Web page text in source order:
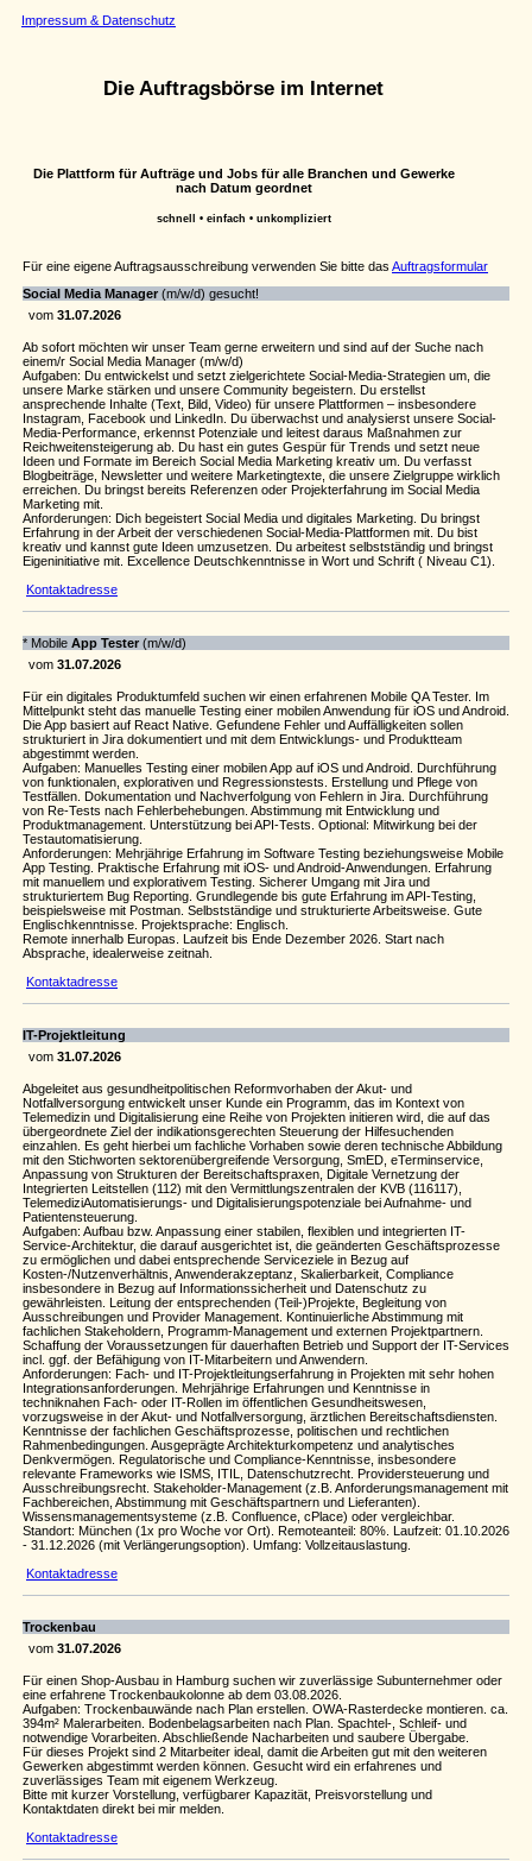
Impressum & Datenschutz
Die Auftragsbörse im Internet
Die Plattform für Aufträge und Jobs für alle Branchen und Gewerke
nach Datum geordnet
schnell • einfach • unkompliziert
Für eine eigene Auftragsausschreibung verwenden Sie bitte das Auftragsformular
Social Media Manager (m/w/d) gesucht!
vom 31.07.2026
Ab sofort möchten wir unser Team gerne erweitern und sind auf der Suche nach
einem/r Social Media Manager (m/w/d)
Aufgaben: Du entwickelst und setzt zielgerichtete Social-Media-Strategien um, die
unsere Marke stärken und unsere Community begeistern. Du erstellst
ansprechende Inhalte (Text, Bild, Video) für unsere Plattformen – insbesondere
Instagram, Facebook und LinkedIn. Du überwachst und analysierst unsere Social-
Media-Performance, erkennst Potenziale und leitest daraus Maßnahmen zur
Reichweitensteigerung ab. Du hast ein gutes Gespür für Trends und setzt neue
Ideen und Formate im Bereich Social Media Marketing kreativ um. Du verfasst
Blogbeiträge, Newsletter und weitere Marketingtexte, die unsere Zielgruppe wirklich
erreichen. Du bringst bereits Referenzen oder Projekterfahrung im Social Media
Marketing mit.
Anforderungen: Dich begeistert Social Media und digitales Marketing. Du bringst
Erfahrung in der Arbeit der verschiedenen Social-Media-Plattformen mit. Du bist
kreativ und kannst gute Ideen umzusetzen. Du arbeitest selbstständig und bringst
Eigeninitiative mit. Excellence Deutschkenntnisse in Wort und Schrift ( Niveau C1).
Kontaktadresse
* Mobile App Tester (m/w/d)
vom 31.07.2026
Für ein digitales Produktumfeld suchen wir einen erfahrenen Mobile QA Tester. Im
Mittelpunkt steht das manuelle Testing einer mobilen Anwendung für iOS und Android.
Die App basiert auf React Native. Gefundene Fehler und Auffälligkeiten sollen
strukturiert in Jira dokumentiert und mit dem Entwicklungs- und Produktteam
abgestimmt werden.
Aufgaben: Manuelles Testing einer mobilen App auf iOS und Android. Durchführung
von funktionalen, explorativen und Regressionstests. Erstellung und Pflege von
Testfällen. Dokumentation und Nachverfolgung von Fehlern in Jira. Durchführung
von Re-Tests nach Fehlerbehebungen. Abstimmung mit Entwicklung und
Produktmanagement. Unterstützung bei API-Tests. Optional: Mitwirkung bei der
Testautomatisierung.
Anforderungen: Mehrjährige Erfahrung im Software Testing beziehungsweise Mobile
App Testing. Praktische Erfahrung mit iOS- und Android-Anwendungen. Erfahrung
mit manuellem und explorativem Testing. Sicherer Umgang mit Jira und
strukturiertem Bug Reporting. Grundlegende bis gute Erfahrung im API-Testing,
beispielsweise mit Postman. Selbstständige und strukturierte Arbeitsweise. Gute
Englischkenntnisse. Projektsprache: Englisch.
Remote innerhalb Europas. Laufzeit bis Ende Dezember 2026. Start nach
Absprache, idealerweise zeitnah.
Kontaktadresse
IT-Projektleitung
vom 31.07.2026
Abgeleitet aus gesundheitpolitischen Reformvorhaben der Akut- und
Notfallversorgung entwickelt unser Kunde ein Programm, das im Kontext von
Telemedizin und Digitalisierung eine Reihe von Projekten initieren wird, die auf das
übergeordnete Ziel der indikationsgerechten Steuerung der Hilfesuchenden
einzahlen. Es geht hierbei um fachliche Vorhaben sowie deren technische Abbildung
mit den Stichworten sektorenübergreifende Versorgung, SmED, eTerminservice,
Anpassung von Strukturen der Bereitschaftspraxen, Digitale Vernetzung der
Integrierten Leitstellen (112) mit den Vermittlungszentralen der KVB (116117),
TelemediziAutomatisierungs- und Digitalisierungspotenziale bei Aufnahme- und
Patientensteuerung.
Aufgaben: Aufbau bzw. Anpassung einer stabilen, flexiblen und integrierten IT-
Service-Architektur, die darauf ausgerichtet ist, die geänderten Geschäftsprozesse
zu ermöglichen und dabei entsprechende Serviceziele in Bezug auf
Kosten-/Nutzenverhältnis, Anwenderakzeptanz, Skalierbarkeit, Compliance
insbesondere in Bezug auf Informationssicherheit und Datenschutz zu
gewährleisten. Leitung der entsprechenden (Teil-)Projekte, Begleitung von
Ausschreibungen und Provider Management. Kontinuierliche Abstimmung mit
fachlichen Stakeholdern, Programm-Management und externen Projektpartnern.
Schaffung der Voraussetzungen für dauerhaften Betrieb und Support der IT-Services
incl. ggf. der Befähigung von IT-Mitarbeitern und Anwendern.
Anforderungen: Fach- und IT-Projektleitungserfahrung in Projekten mit sehr hohen
Integrationsanforderungen. Mehrjährige Erfahrungen und Kenntnisse in
techniknahen Fach- oder IT-Rollen im öffentlichen Gesundheitswesen,
vorzugsweise in der Akut- und Notfallversorgung, ärztlichen Bereitschaftsdiensten.
Kenntnisse der fachlichen Geschäftsprozesse, politischen und rechtlichen
Rahmenbedingungen. Ausgeprägte Architekturkompetenz und analytisches
Denkvermögen. Regulatorische und Compliance-Kenntnisse, insbesondere
relevante Frameworks wie ISMS, ITIL, Datenschutzrecht. Providersteuerung und
Ausschreibungsrecht. Stakeholder-Management (z.B. Anforderungsmanagement mit
Fachbereichen, Abstimmung mit Geschäftspartnern und Lieferanten).
Wissensmanagementsysteme (z.B. Confluence, cPlace) oder vergleichbar.
Standort: München (1x pro Woche vor Ort). Remoteanteil: 80%. Laufzeit: 01.10.2026
- 31.12.2026 (mit Verlängerungsoption). Umfang: Vollzeitauslastung.
Kontaktadresse
Trockenbau
vom 31.07.2026
Für einen Shop-Ausbau in Hamburg suchen wir zuverlässige Subunternehmer oder
eine erfahrene Trockenbaukolonne ab dem 03.08.2026.
Aufgaben: Trockenbauwände nach Plan erstellen. OWA-Rasterdecke montieren. ca.
394m² Malerarbeiten. Bodenbelagsarbeiten nach Plan. Spachtel-, Schleif- und
notwendige Vorarbeiten. Abschließende Nacharbeiten und saubere Übergabe.
Für dieses Projekt sind 2 Mitarbeiter ideal, damit die Arbeiten gut mit den weiteren
Gewerken abgestimmt werden können. Gesucht wird ein erfahrenes und
zuverlässiges Team mit eigenem Werkzeug.
Bitte mit kurzer Vorstellung, verfügbarer Kapazität, Preisvorstellung und
Kontaktdaten direkt bei mir melden.
Kontaktadresse